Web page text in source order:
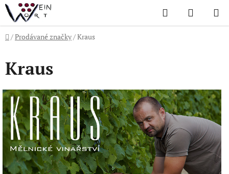
Přejít
na
obsah
Hledat
KOŠÍK
Domů
/Prodávané značky/Kraus
Kraus